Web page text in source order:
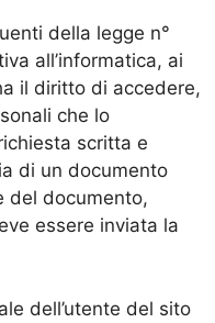
della legge n°
all’informatica, ai
il diritto di accedere,
che lo
scritta e
di un documento
del documento,
essere inviata la
dell’utente del sito